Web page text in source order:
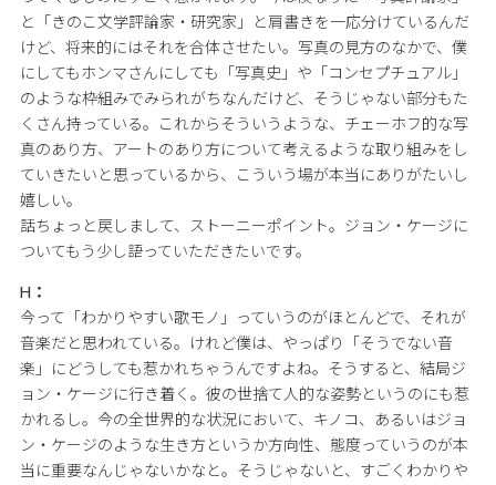
と「きのこ文学評論家・研究家」と肩書きを一応分けているんだ
けど、将来的にはそれを合体させたい。写真の見方のなかで、僕
にしてもホンマさんにしても「写真史」や「コンセプチュアル」
のような枠組みでみられがちなんだけど、そうじゃない部分もた
くさん持っている。これからそういうような、チェーホフ的な写
真のあり方、アートのあり方について考えるような取り組みをし
ていきたいと思っているから、こういう場が本当にありがたいし
嬉しい。
話ちょっと戻しまして、ストーニーポイント。ジョン・ケージに
ついてもう少し語っていただきたいです。
H：
今って「わかりやすい歌モノ」っていうのがほとんどで、それが
音楽だと思われている。けれど僕は、やっぱり「そうでない音
楽」にどうしても惹かれちゃうんですよね。そうすると、結局ジ
ョン・ケージに行き着く。彼の世捨て人的な姿勢というのにも惹
かれるし。今の全世界的な状況において、キノコ、あるいはジョ
ン・ケージのような生き方というか方向性、態度っていうのが本
当に重要なんじゃないかなと。そうじゃないと、すごくわかりや